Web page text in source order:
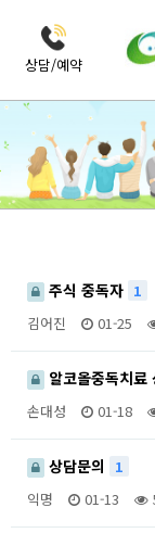
상담/예약
주식 중독자 1
김어진
01-25
알코올중독치료
손대성
01-18
상담문의
1
익명
01-13